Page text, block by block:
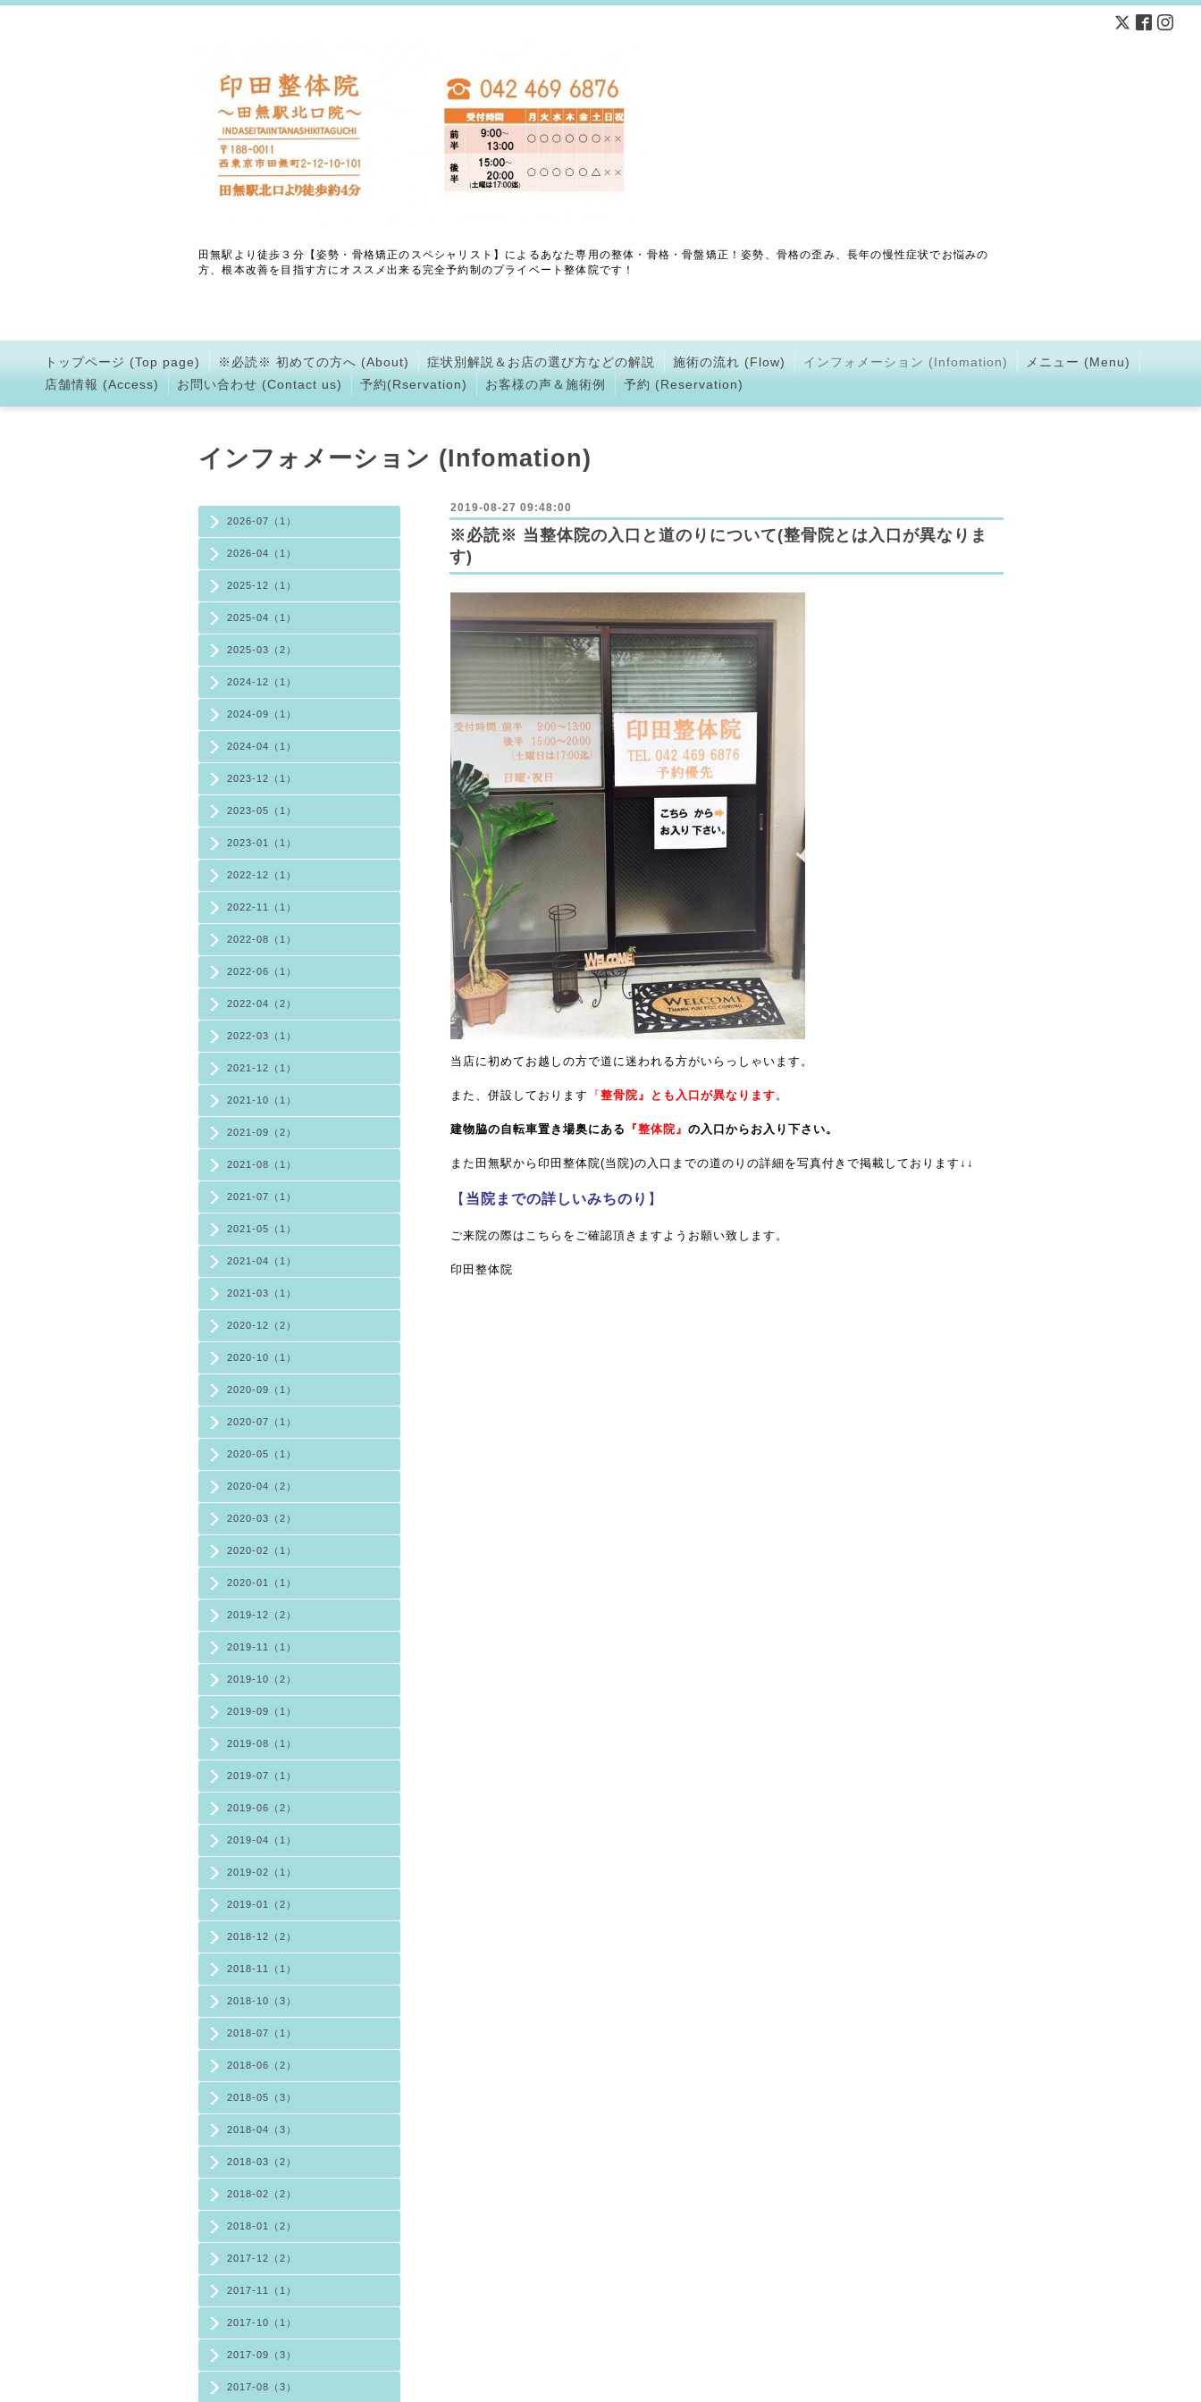
田無駅より徒歩３分【姿勢・骨格矯正のスペシャリスト】によるあなた専用の整体・骨格・骨盤矯正！姿勢、骨格の歪み、長年の慢性症状でお悩みの
方、根本改善を目指す方にオススメ出来る完全予約制のプライベート整体院です！
トップページ (Top page) ※必読※ 初めての方へ (About) 症状別解説＆お店の選び方などの解説 施術の流れ (Flow) インフォメーション (Infomation)
メニュー (Menu)
店舗情報 (Access)
お問い合わせ (Contact us) 予約(Rservation) お客様の声＆施術例 予約 (Reservation)
2026-07（1）
2026-04（1）
2025-12（1）
2025-04（1）
2025-03（2）
2024-12（1）
2024-09（1）
2024-04（1）
2023-12（1）
2023-05（1）
2023-01（1）
2022-12（1）
2022-11（1）
2022-08（1）
2022-06（1）
2022-04（2）
2022-03（1）
2021-12（1）
2021-10（1）
2021-09（2）
2021-08（1）
2021-07（1）
2021-05（1）
2021-04（1）
2021-03（1）
2020-12（2）
2020-10（1）
2020-09（1）
2020-07（1）
2020-05（1）
2020-04（2）
2020-03（2）
2020-02（1）
2020-01（1）
2019-12（2）
2019-11（1）
2019-10（2）
2019-09（1）
2019-08（1）
2019-07（1）
2019-06（2）
2019-04（1）
2019-02（1）
2019-01（2）
2018-12（2）
2018-11（1）
2018-10（3）
2018-07（1）
2018-06（2）
2018-05（3）
2018-04（3）
2018-03（2）
2018-02（2）
2018-01（2）
2017-12（2）
2017-11（1）
2017-10（1）
2017-09（3）
2017-08（3）
インフォメーション (Infomation)
2019-08-27 09:48:00
※必読※ 当整体院の入口と道のりについて(整骨院とは入口が異なりま
す)
当店に初めてお越しの方で道に迷われる方がいらっしゃいます。
また、併設しております 『整骨院』とも入口が異なります。
建物脇の自転車置き場奥にある 『整体院』 の入口からお入り下さい。
また田無駅から印田整体院(当院)の入口までの道のりの詳細を写真付きで掲載しております↓↓
【 当院までの詳しいみちのり 】
ご来院の際はこちらをご確認頂きますようお願い致します。
印田整体院